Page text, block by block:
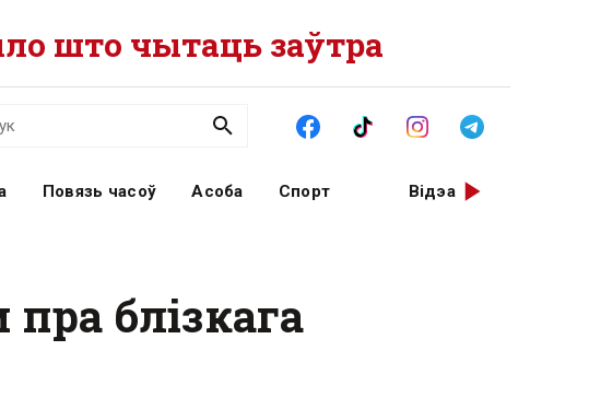
што чытаць заўтра
Повязь часоў Асоба Спорт Відэа
блізкага